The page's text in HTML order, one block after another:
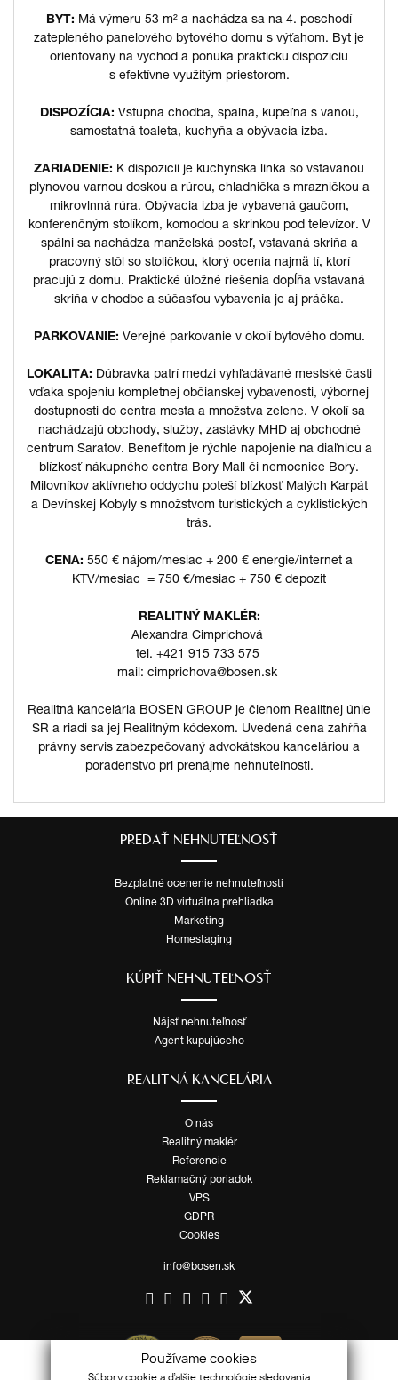
Používame cookies
Súbory cookie a ďalšie technológie sledovania
BYT: Má výmeru 53 m² a nachádza sa na 4. poschodí
zatepleného panelového bytového domu s výťahom. Byt je
orientovaný na východ a ponúka praktickú dispozíciu
s efektívne využitým priestorom.
DISPOZÍCIA: Vstupná chodba, spálňa, kúpeľňa s vaňou,
samostatná toaleta, kuchyňa a obývacia izba.
ZARIADENIE: K dispozícii je kuchynská linka so vstavanou
plynovou varnou doskou a rúrou, chladnička s mrazničkou a
mikrovlnná rúra. Obývacia izba je vybavená gaučom,
konferenčným stolíkom, komodou a skrinkou pod televízor. V
spálni sa nachádza manželská posteľ, vstavaná skriňa a
pracovný stôl so stoličkou, ktorý ocenia najmä tí, ktorí
pracujú z domu. Praktické úložné riešenia dopĺňa vstavaná
skriňa v chodbe a súčasťou vybavenia je aj práčka.
PARKOVANIE: Verejné parkovanie v okolí bytového domu.
LOKALITA: Dúbravka patrí medzi vyhľadávané mestské časti
vďaka spojeniu kompletnej občianskej vybavenosti, výbornej
dostupnosti do centra mesta a množstva zelene. V okolí sa
nachádzajú obchody, služby, zastávky MHD aj obchodné
centrum Saratov. Benefitom je rýchle napojenie na diaľnicu a
blízkosť nákupného centra Bory Mall či nemocnice Bory.
Milovníkov aktívneho oddychu poteší blízkosť Malých Karpát
a Devínskej Kobyly s množstvom turistických a cyklistických
trás.
CENA: 550 € nájom/mesiac + 200 € energie/internet a
KTV/mesiac = 750 €/mesiac + 750 € depozit
REALITNÝ MAKLÉR:
Alexandra Cimprichová
tel. +421 915 733 575
mail: cimprichova@bosen.sk
Realitná kancelária BOSEN GROUP je členom Realitnej únie
SR a riadi sa jej Realitným kódexom. Uvedená cena zahŕňa
právny servis zabezpečovaný advokátskou kanceláriou a
poradenstvo pri prenájme nehnuteľnosti.
PREDAŤ NEHNUTEĽNOSŤ
Bezplatné ocenenie nehnuteľnosti
Online 3D virtuálna prehliadka
Marketing
Homestaging
KÚPIŤ NEHNUTEĽNOSŤ
Nájsť nehnuteľnosť
Agent kupujúceho
REALITNÁ KANCELÁRIA
O nás
Realitný maklér
Referencie
Reklamačný poriadok
VPS
GDPR
Cookies
info@bosen.sk